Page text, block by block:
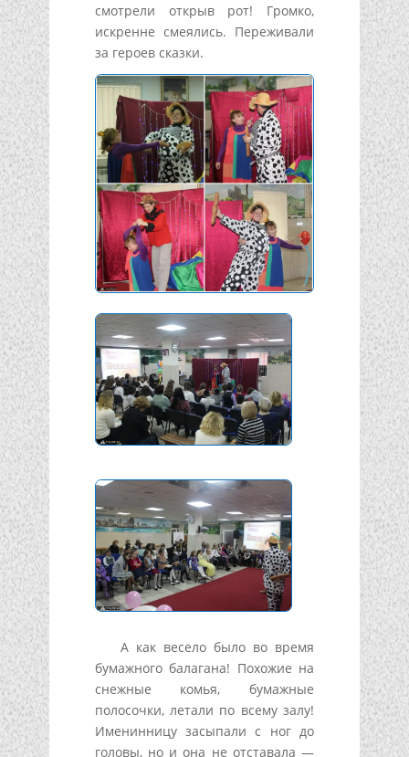
смотрели открыв рот! Громко,
искренне смеялись. Переживали
за героев сказки.
А как весело было во время
бумажного балагана! Похожие на
снежные комья, бумажные
полосочки, летали по всему залу!
Именинницу засыпали с ног до
головы, но и она не отставала —